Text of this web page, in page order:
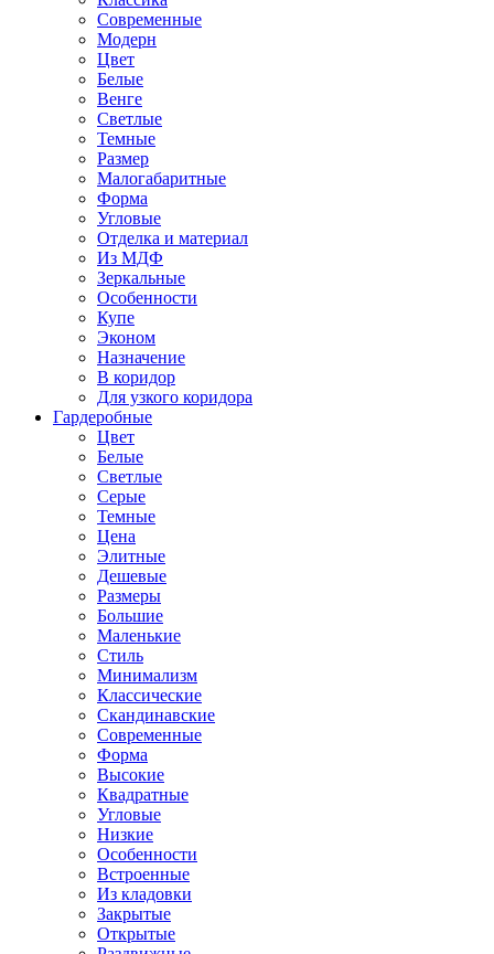
Современные
Модерн
Цвет
Белые
Венге
Светлые
Темные
Размер
Малогабаритные
Форма
Угловые
Отделка и материал
Из МДФ
Зеркальные
Особенности
Купе
Эконом
Назначение
В коридор
Для узкого коридора
Гардеробные
Цвет
Белые
Светлые
Серые
Темные
Цена
Элитные
Дешевые
Размеры
Большие
Маленькие
Стиль
Минимализм
Классические
Скандинавские
Современные
Форма
Высокие
Квадратные
Угловые
Низкие
Особенности
Встроенные
Из кладовки
Закрытые
Открытые